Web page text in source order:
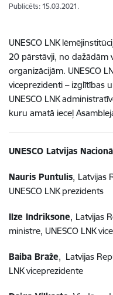
Publicēts: 15.03.2021.
UNESCO LNK
20 pārstāvji, no dažādām
organizācijām. UNESCO
viceprezidenti – izglītības
UNESCO LNK
kuru amatā ieceļ
UNESCO Latvijas
Nauris Puntulis, Latvijas
UNESCO LNK prezidents
Ilze Indriksone, Latvijas
ministre, UNESCO LNK
Baiba Braže, Latvijas
LNK viceprezidente